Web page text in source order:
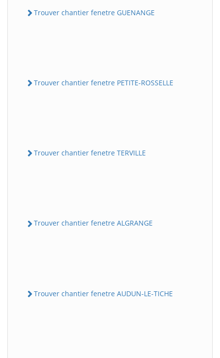
Trouver chantier fenetre GUENANGE
Trouver chantier fenetre PETITE-ROSSELLE
Trouver chantier fenetre TERVILLE
Trouver chantier fenetre ALGRANGE
Trouver chantier fenetre AUDUN-LE-TICHE